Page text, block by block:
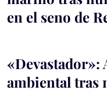
en el seno de
«Devastador»:
ambiental tras